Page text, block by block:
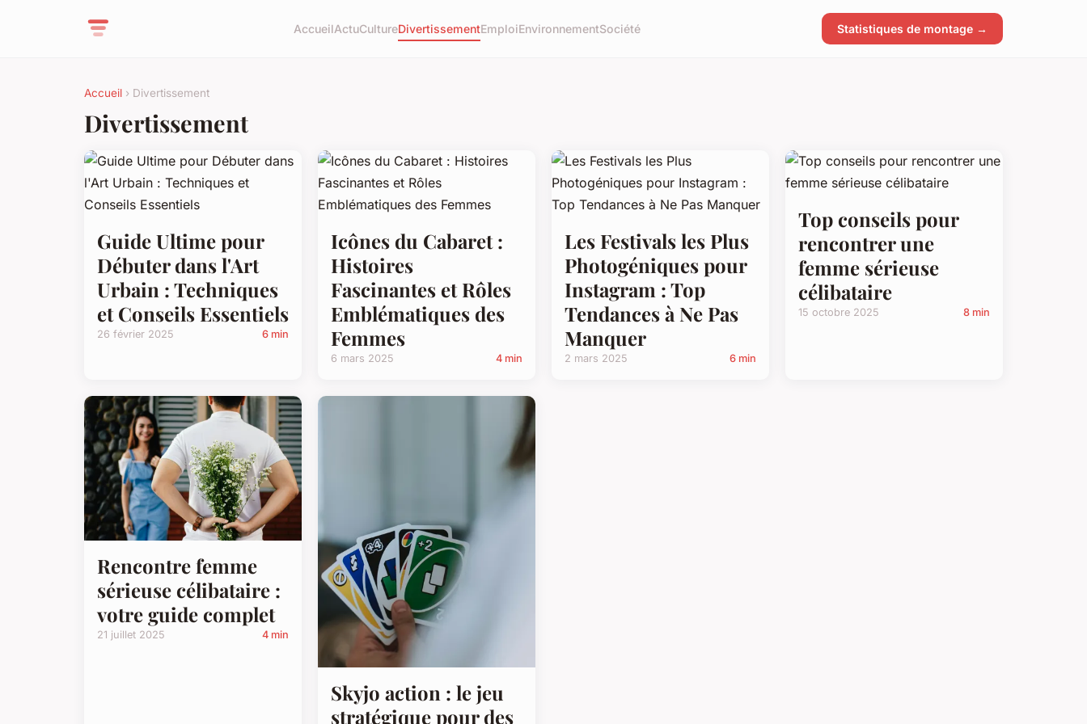
AccueilActuCultureDivertissementEmploiEnvironnementSociété Statistiques de montage →
Accueil › Divertissement
Divertissement
Guide Ultime pour
Débuter dans l'Art
Urbain : Techniques
et Conseils Essentiels
26 février 2025 6 min
Icônes du Cabaret :
Histoires
Fascinantes et Rôles
Emblématiques des
Femmes
6 mars 2025 4 min
Les Festivals les Plus
Photogéniques pour
Instagram : Top
Tendances à Ne Pas
Manquer
2 mars 2025 6 min
Top conseils pour
rencontrer une
femme sérieuse
célibataire
15 octobre 2025 8 min
Rencontre femme
sérieuse célibataire :
votre guide complet
21 juillet 2025 4 min
Skyjo action : le jeu
stratégique pour des